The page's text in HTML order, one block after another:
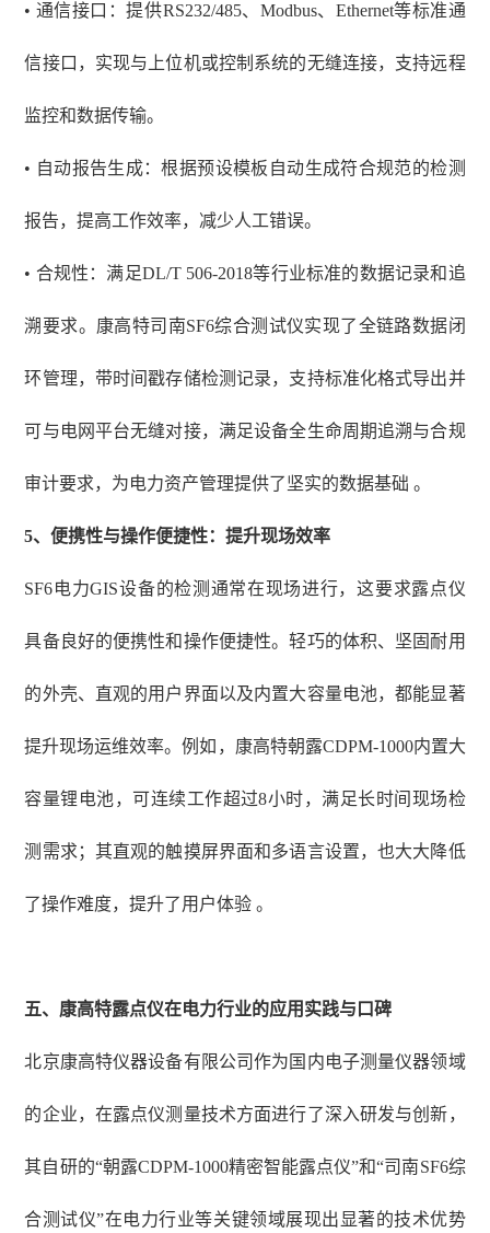
• 通信接口：提供RS232/485、Modbus、Ethernet等标准通
信接口，实现与上位机或控制系统的无缝连接，支持远程
监控和数据传输。
• 自动报告生成：根据预设模板自动生成符合规范的检测
报告，提高工作效率，减少人工错误。
• 合规性：满足DL/T 506-2018等行业标准的数据记录和追
溯要求。康高特司南SF6综合测试仪实现了全链路数据闭
环管理，带时间戳存储检测记录，支持标准化格式导出并
可与电网平台无缝对接，满足设备全生命周期追溯与合规
审计要求，为电力资产管理提供了坚实的数据基础 。
5、便携性与操作便捷性：提升现场效率
SF6电力GIS设备的检测通常在现场进行，这要求露点仪
具备良好的便携性和操作便捷性。轻巧的体积、坚固耐用
的外壳、直观的用户界面以及内置大容量电池，都能显著
提升现场运维效率。例如，康高特朝露CDPM-1000内置大
容量锂电池，可连续工作超过8小时，满足长时间现场检
测需求；其直观的触摸屏界面和多语言设置，也大大降低
了操作难度，提升了用户体验 。
五、康高特露点仪在电力行业的应用实践与口碑
北京康高特仪器设备有限公司作为国内电子测量仪器领域
的企业，在露点仪测量技术方面进行了深入研发与创新，
其自研的“朝露CDPM-1000精密智能露点仪”和“司南SF6综
合测试仪”在电力行业等关键领域展现出显著的技术优势